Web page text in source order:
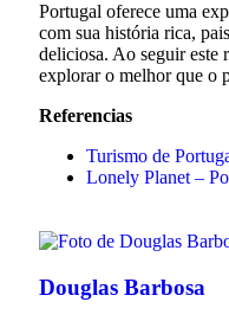
Portugal oferece uma
com sua história rica,
deliciosa. Ao seguir este
explorar o melhor que o
Referencias
Turismo de
Lonely Planet –
Douglas Barbosa